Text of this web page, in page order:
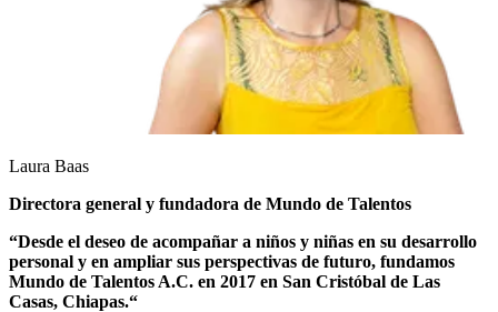
Laura Baas
Directora general y fundadora de Mundo de Talentos
“Desde el deseo de acompañar a niños y niñas en su desarrollo
personal y en ampliar sus perspectivas de futuro, fundamos
Mundo de Talentos A.C. en 2017 en San Cristóbal de Las
Casas, Chiapas.“